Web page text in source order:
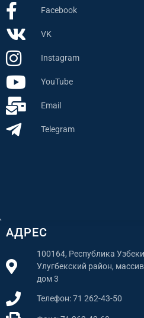
АДРЕС
100164, Республика
Улугбекский район,
дом 3
Телефон: 71 262-43-50
Facebook
VK
Instagram
YouTube
Email
Telegram